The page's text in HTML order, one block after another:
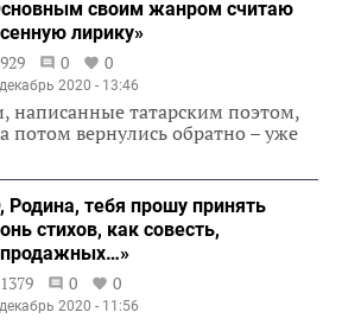
своим жанром считаю
лирику»
929
0 0
2020 - 13:46
написанные татарским поэтом,
потом вернулись обратно – уже
Родина, тебя прошу принять
стихов, как совесть,
1379
0 0
2020 - 11:56